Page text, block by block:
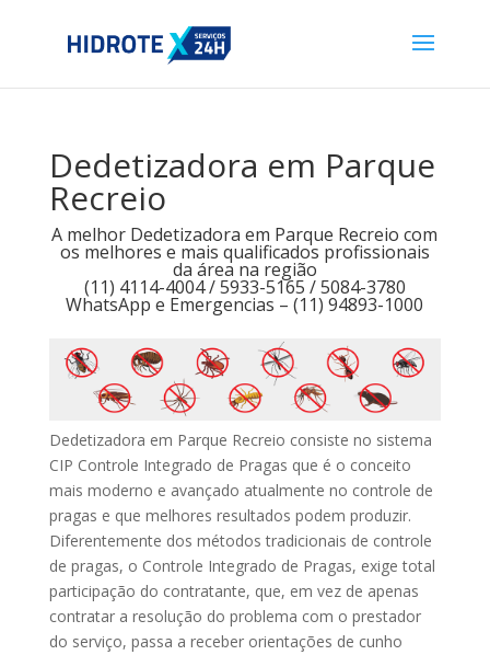
Dedetizadora em Parque
Recreio
A melhor Dedetizadora em Parque Recreio com
os melhores e mais qualificados profissionais
da área na região
(11) 4114-4004 / 5933-5165 / 5084-3780
WhatsApp e Emergencias – (11) 94893-1000
Dedetizadora em Parque Recreio consiste no sistema
CIP Controle Integrado de Pragas que é o conceito
mais moderno e avançado atualmente no controle de
pragas e que melhores resultados podem produzir.
Diferentemente dos métodos tradicionais de controle
de pragas, o Controle Integrado de Pragas, exige total
participação do contratante, que, em vez de apenas
contratar a resolução do problema com o prestador
do serviço, passa a receber orientações de cunho